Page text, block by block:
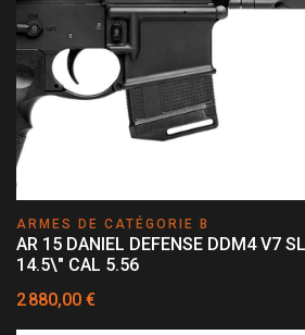
ARMES DE CATÉGORIE B
AR 15 DANIEL DEFENSE DDM4 V7
14.5\" CAL 5.56
2 880,00 €